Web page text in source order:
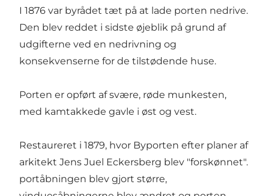
I 1876 var byrådet tæt på at lade porten nedrive.
Den blev reddet i sidste øjeblik på grund af
udgifterne ved en nedrivning og
konsekvenserne for de tilstødende huse.
Porten er opført af svære, røde munkesten,
med kamtakkede gavle i øst og vest.
Restaureret i 1879, hvor Byporten efter planer af
arkitekt Jens Juel Eckersberg blev "forskønnet".
portåbningen blev gjort større,